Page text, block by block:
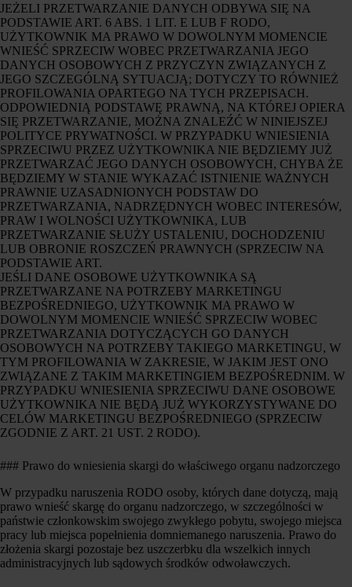
JEŻELI PRZETWARZANIE DANYCH ODBYWA SIĘ NA
PODSTAWIE ART. 6 ABS. 1 LIT. E LUB F RODO,
UŻYTKOWNIK MA PRAWO W DOWOLNYM MOMENCIE
WNIEŚĆ SPRZECIW WOBEC PRZETWARZANIA JEGO
DANYCH OSOBOWYCH Z PRZYCZYN ZWIĄZANYCH Z
JEGO SZCZEGÓLNĄ SYTUACJĄ; DOTYCZY TO RÓWNIEŻ
PROFILOWANIA OPARTEGO NA TYCH PRZEPISACH.
ODPOWIEDNIĄ PODSTAWĘ PRAWNĄ, NA KTÓREJ OPIERA
SIĘ PRZETWARZANIE, MOŻNA ZNALEŹĆ W NINIEJSZEJ
POLITYCE PRYWATNOŚCI. W PRZYPADKU WNIESIENIA
SPRZECIWU PRZEZ UŻYTKOWNIKA NIE BĘDZIEMY JUŻ
PRZETWARZAĆ JEGO DANYCH OSOBOWYCH, CHYBA ŻE
BĘDZIEMY W STANIE WYKAZAĆ ISTNIENIE WAŻNYCH
PRAWNIE UZASADNIONYCH PODSTAW DO
PRZETWARZANIA, NADRZĘDNYCH WOBEC INTERESÓW,
PRAW I WOLNOŚCI UŻYTKOWNIKA, LUB
PRZETWARZANIE SŁUŻY USTALENIU, DOCHODZENIU
LUB OBRONIE ROSZCZEŃ PRAWNYCH (SPRZECIW NA
PODSTAWIE ART.
JEŚLI DANE OSOBOWE UŻYTKOWNIKA SĄ
PRZETWARZANE NA POTRZEBY MARKETINGU
BEZPOŚREDNIEGO, UŻYTKOWNIK MA PRAWO W
DOWOLNYM MOMENCIE WNIEŚĆ SPRZECIW WOBEC
PRZETWARZANIA DOTYCZĄCYCH GO DANYCH
OSOBOWYCH NA POTRZEBY TAKIEGO MARKETINGU, W
TYM PROFILOWANIA W ZAKRESIE, W JAKIM JEST ONO
ZWIĄZANE Z TAKIM MARKETINGIEM BEZPOŚREDNIM. W
PRZYPADKU WNIESIENIA SPRZECIWU DANE OSOBOWE
UŻYTKOWNIKA NIE BĘDĄ JUŻ WYKORZYSTYWANE DO
CELÓW MARKETINGU BEZPOŚREDNIEGO (SPRZECIW
ZGODNIE Z ART. 21 UST. 2 RODO).
### Prawo do wniesienia skargi do właściwego organu nadzorczego
W przypadku naruszenia RODO osoby, których dane dotyczą, mają
prawo wnieść skargę do organu nadzorczego, w szczególności w
państwie członkowskim swojego zwykłego pobytu, swojego miejsca
pracy lub miejsca popełnienia domniemanego naruszenia. Prawo do
złożenia skargi pozostaje bez uszczerbku dla wszelkich innych
administracyjnych lub sądowych środków odwoławczych.